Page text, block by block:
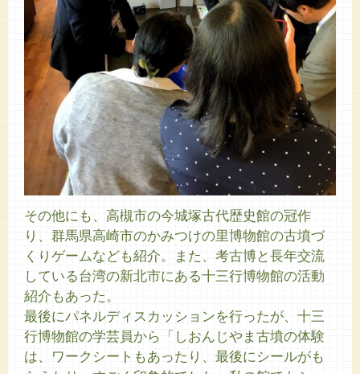
その他にも、高槻市の今城塚古代歴史館の冠作
り、群馬県高崎市のかみつけの里博物館の古墳づ
くりゲームなども紹介。また、考古博と長年交流
している台湾の新北市にある十三行博物館の活動
紹介もあった。
最後にパネルディスカッションを行ったが、十三
行博物館の学芸員から「しおんじやま古墳の体験
は、ワークシートもあったり、最後にシールがも